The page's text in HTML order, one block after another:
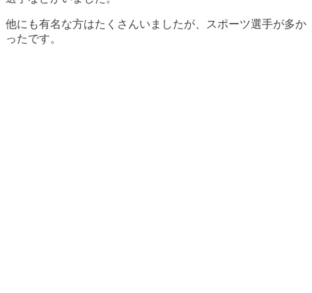
他にも有名な方はたくさんいましたが、スポーツ選手が多か
ったです。